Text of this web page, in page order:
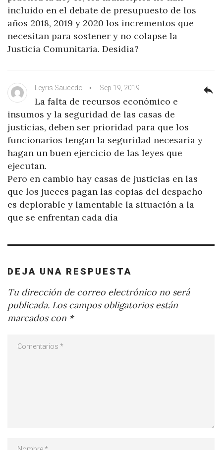
incluido en el debate de presupuesto de los
años 2018, 2019 y 2020 los incrementos que
necesitan para sostener y no colapse la
Justicia Comunitaria. Desidia?
Leyris Saucedo Sep 19, 2019
La falta de recursos económico e
insumos y la seguridad de las casas de
justicias, deben ser prioridad para que los
funcionarios tengan la seguridad necesaria y
hagan un buen ejercicio de las leyes que
ejecutan.
Pero en cambio hay casas de justicias en las
que los jueces pagan las copias del despacho
es deplorable y lamentable la situación a la
que se enfrentan cada día
reply
DEJA UNA RESPUESTA
Tu dirección de correo electrónico no será
publicada. Los campos obligatorios están
marcados con *